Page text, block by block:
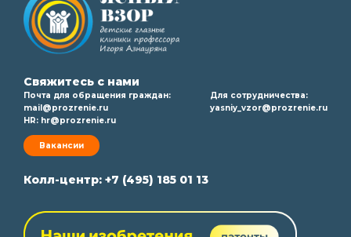
Свяжитесь с нами
Почта для обращения граждан:
mail@prozrenie.ru
HR: hr@prozrenie.ru
Вакансии
Для сотрудничества:
yasniy_vzor@prozrenie.ru
Колл-центр: +7 (495) 185 01 13